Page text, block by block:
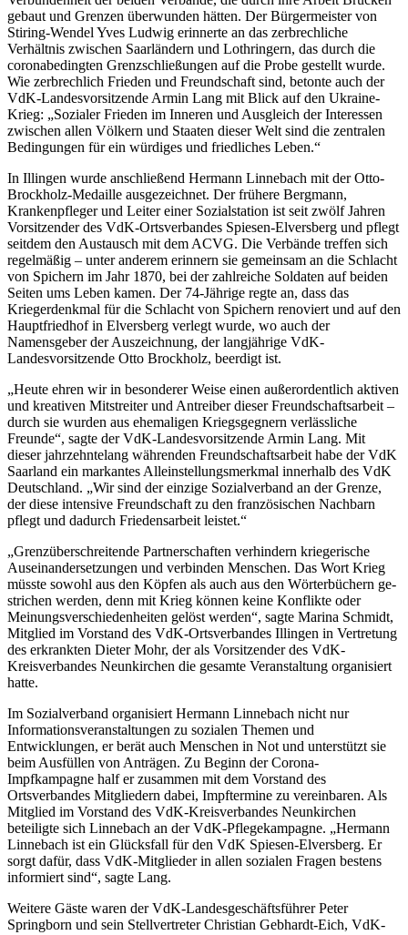
gebaut und Grenzen überwunden hätten. Der Bürgermeister von
Stiring-Wendel Yves Ludwig erinnerte an das zerbrechliche
Verhältnis zwischen Saarländern und Lothringern, das durch die
coronabedingten Grenzschließungen auf die Probe gestellt wurde.
Wie zerbrechlich Frieden und Freundschaft sind, betonte auch der
VdK-Landesvorsitzende Armin Lang mit Blick auf den Ukraine-
Krieg: „Sozialer Frieden im Inneren und Ausgleich der Interessen
zwischen allen Völkern und Staaten dieser Welt sind die zentralen
Bedingungen für ein würdiges und friedliches Leben.“
In Illingen wurde anschließend Hermann Linnebach mit der Otto-
Brockholz-Medaille ausgezeichnet. Der frühere Bergmann,
Krankenpfleger und Leiter einer Sozialstation ist seit zwölf Jahren
Vorsitzender des VdK-Ortsverbandes Spiesen-Elversberg und pflegt
seitdem den Austausch mit dem ACVG. Die Verbände treffen sich
regelmäßig – unter anderem erinnern sie gemeinsam an die Schlacht
von Spichern im Jahr 1870, bei der zahlreiche Soldaten auf beiden
Seiten ums Leben kamen. Der 74-Jährige regte an, dass das
Kriegerdenkmal für die Schlacht von Spichern renoviert und auf den
Hauptfriedhof in Elversberg verlegt wurde, wo auch der
Namensgeber der Auszeichnung, der langjährige VdK-
Landesvorsitzende Otto Brockholz, beerdigt ist.
„Heute ehren wir in besonderer Weise einen außerordentlich aktiven
und kreativen Mitstreiter und Antreiber dieser Freundschaftsarbeit –
durch sie wurden aus ehemaligen Kriegsgegnern verlässliche
Freunde“, sagte der VdK-Landesvorsitzende Armin Lang. Mit
dieser jahrzehntelang währenden Freundschaftsarbeit habe der VdK
Saarland ein markantes Alleinstellungsmerkmal innerhalb des VdK
Deutschland. „Wir sind der einzige Sozialverband an der Grenze,
der diese intensive Freundschaft zu den französischen Nachbarn
pflegt und dadurch Friedensarbeit leistet.“
„Grenzüberschreitende Partnerschaften verhindern kriegerische
Auseinandersetzungen und verbinden Menschen. Das Wort Krieg
müsste sowohl aus den Köpfen als auch aus den Wörterbüchern ge-
strichen werden, denn mit Krieg können keine Konflikte oder
Meinungsverschiedenheiten gelöst werden“, sagte Marina Schmidt,
Mitglied im Vorstand des VdK-Ortsverbandes Illingen in Vertretung
des erkrankten Dieter Mohr, der als Vorsitzender des VdK-
Kreisverbandes Neunkirchen die gesamte Veranstaltung organisiert
hatte.
Im Sozialverband organisiert Hermann Linnebach nicht nur
Informationsveranstaltungen zu sozialen Themen und
Entwicklungen, er berät auch Menschen in Not und unterstützt sie
beim Ausfüllen von Anträgen. Zu Beginn der Corona-
Impfkampagne half er zusammen mit dem Vorstand des
Ortsverbandes Mitgliedern dabei, Impftermine zu vereinbaren. Als
Mitglied im Vorstand des VdK-Kreisverbandes Neunkirchen
beteiligte sich Linnebach an der VdK-Pflegekampagne. „Hermann
Linnebach ist ein Glücksfall für den VdK Spiesen-Elversberg. Er
sorgt dafür, dass VdK-Mitglieder in allen sozialen Fragen bestens
informiert sind“, sagte Lang.
Weitere Gäste waren der VdK-Landesgeschäftsführer Peter
Springborn und sein Stellvertreter Christian Gebhardt-Eich, VdK-